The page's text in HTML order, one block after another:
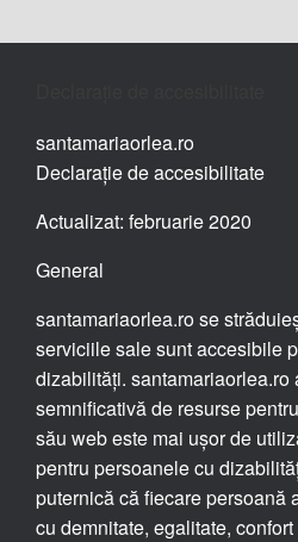
santamariaorlea.ro
Declarație de accesibilitate
Actualizat: februarie 2020
General
santamariaorlea.ro se
serviciile sale sunt accesibile
dizabilități. santamariaorlea.ro
semnificativă de resurse
său web este mai ușor de
pentru persoanele cu
puternică că fiecare persoană
cu demnitate, egalitate,